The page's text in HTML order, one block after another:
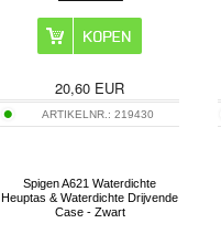
20,60 EUR
ARTIKELNR.:219430
Spigen A621 Waterdichte
Heuptas & Waterdichte Drijvende
Case - Zwart